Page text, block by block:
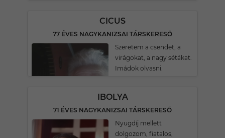
CICUS
77 ÉVES NAGYKANIZSAI TÁRSKERESŐ
Szeretem a csendet, a
virágokat, a nagy sétákat.
Imádok olvasni.
IBOLYA
71 ÉVES NAGYKANIZSAI TÁRSKERESŐ
Nyugdíj mellett
dolgozom, fiatalos,